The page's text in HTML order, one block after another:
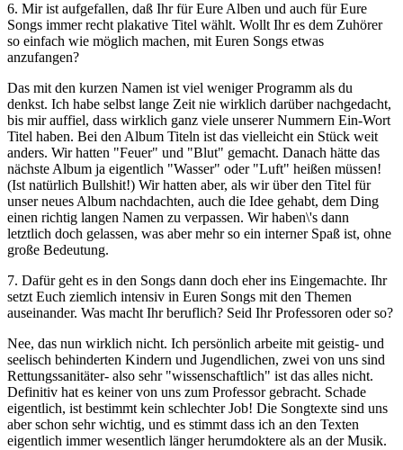
6. Mir ist aufgefallen, daß Ihr für Eure Alben und auch für Eure
Songs immer recht plakative Titel wählt. Wollt Ihr es dem Zuhörer
so einfach wie möglich machen, mit Euren Songs etwas
anzufangen?
Das mit den kurzen Namen ist viel weniger Programm als du
denkst. Ich habe selbst lange Zeit nie wirklich darüber nachgedacht,
bis mir auffiel, dass wirklich ganz viele unserer Nummern Ein-Wort
Titel haben. Bei den Album Titeln ist das vielleicht ein Stück weit
anders. Wir hatten "Feuer" und "Blut" gemacht. Danach hätte das
nächste Album ja eigentlich "Wasser" oder "Luft" heißen müssen!
(Ist natürlich Bullshit!) Wir hatten aber, als wir über den Titel für
unser neues Album nachdachten, auch die Idee gehabt, dem Ding
einen richtig langen Namen zu verpassen. Wir haben\'s dann
letztlich doch gelassen, was aber mehr so ein interner Spaß ist, ohne
große Bedeutung.
7. Dafür geht es in den Songs dann doch eher ins Eingemachte. Ihr
setzt Euch ziemlich intensiv in Euren Songs mit den Themen
auseinander. Was macht Ihr beruflich? Seid Ihr Professoren oder so?
Nee, das nun wirklich nicht. Ich persönlich arbeite mit geistig- und
seelisch behinderten Kindern und Jugendlichen, zwei von uns sind
Rettungssanitäter- also sehr "wissenschaftlich" ist das alles nicht.
Definitiv hat es keiner von uns zum Professor gebracht. Schade
eigentlich, ist bestimmt kein schlechter Job! Die Songtexte sind uns
aber schon sehr wichtig, und es stimmt dass ich an den Texten
eigentlich immer wesentlich länger herumdoktere als an der Musik.